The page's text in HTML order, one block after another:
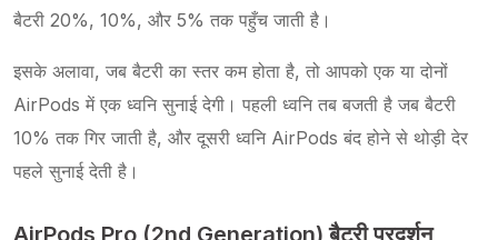
बैटरी 20%, 10%, और 5% तक पहुँच जाती है।
इसके अलावा, जब बैटरी का स्तर कम होता है, तो आपको एक या दोनों
AirPods में एक ध्वनि सुनाई देगी। पहली ध्वनि तब बजती है जब बैटरी
10% तक गिर जाती है, और दूसरी ध्वनि AirPods बंद होने से थोड़ी देर
पहले सुनाई देती है।